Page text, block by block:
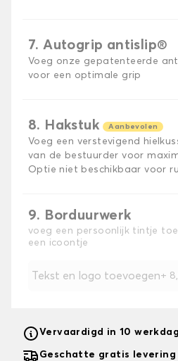
7. Autogrip antislip®
Voeg onze gepatenteerde
voor een optimale grip
8. Hakstuk Aanbevolen
Voeg een verstevigend
van de bestuurder voor
Optie niet beschikbaar voor
9. Borduurwerk
voeg een persoonlijk tintje
een icoontje
Tekst en logo toevoegen+
Vervaardigd in 10
Geschatte gratis levering